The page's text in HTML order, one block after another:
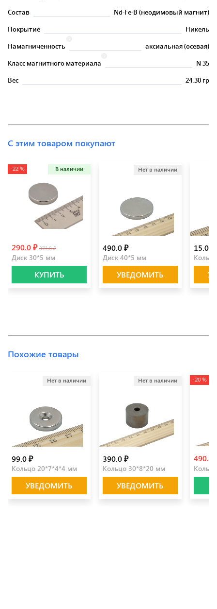
Состав
Nd-Fe-B (неодимовый магнит)
Покрытие
Никель
Намагниченность
аксиальная (осевая)
Класс магнитного материала
N 35
Вес
24.30 гр
С этим товаром покупают
-22 % В наличии
290.0 ₽ 371.8 ₽
Диск 30*5 мм
КУПИТЬ
Нет в наличии
490.0 ₽
Диск 40*5 мм
УВЕДОМИТЬ
15.0 ₽
Похожие товары
Нет в наличии
99.0 ₽
Кольцо 20*7*4*4 мм
УВЕДОМИТЬ
Нет в наличии
390.0 ₽
Кольцо 30*8*20 мм
УВЕДОМИТЬ
-20 %
490.0